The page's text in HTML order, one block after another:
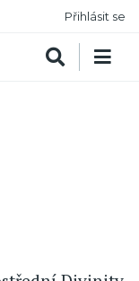
Přihlásit se